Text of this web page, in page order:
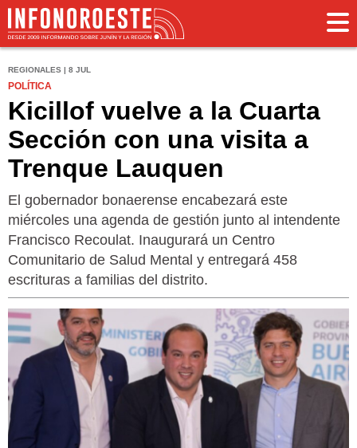
REGIONALES | 8 JUL
POLÍTICA
Kicillof vuelve a la Cuarta
Sección con una visita a
Trenque Lauquen
El gobernador bonaerense encabezará este
miércoles una agenda de gestión junto al intendente
Francisco Recoulat. Inaugurará un Centro
Comunitario de Salud Mental y entregará 458
escrituras a familias del distrito.